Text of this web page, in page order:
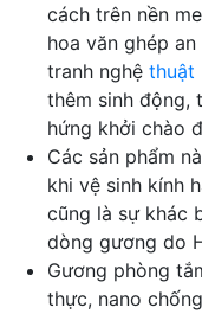
cách trên nền
hoa văn ghép
tranh nghệ thuật
thêm sinh động,
hứng khởi chào
Các sản phẩm
khi vệ sinh kính
cũng là sự khác
dòng gương do
Gương phòng
thực, nano